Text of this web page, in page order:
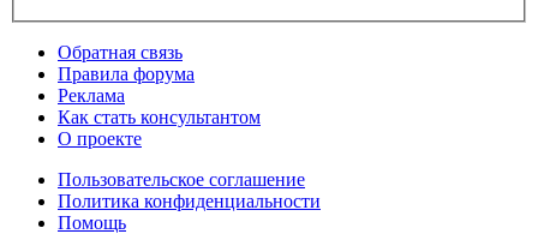
Обратная связь
Правила форума
Реклама
Как стать консультантом
О проекте
Пользовательское соглашение
Политика конфиденциальности
Помощь